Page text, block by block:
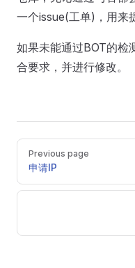
一个issue(工单)，用来
如果未能通过BOT的检
合要求，并进行修改。
Pager
Previous page
申请IP